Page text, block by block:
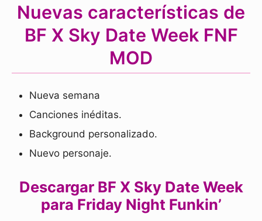
Nuevas características de
BF X Sky Date Week FNF
MOD
Nueva semana
Canciones inéditas.
Background personalizado.
Nuevo personaje.
Descargar BF X Sky Date Week
para Friday Night Funkin’